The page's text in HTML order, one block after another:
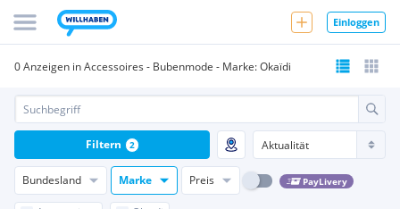
Einloggen
0 Anzeigen in Accessoires - Bubenmode - Marke: Okaïdi
Bundesland Marke Preis PayLivery
Filtern 2